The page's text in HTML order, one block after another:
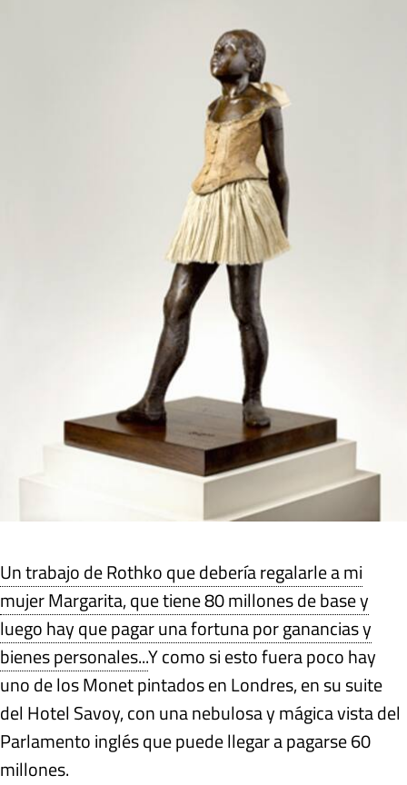
Un trabajo de Rothko que debería regalarle a mi
mujer Margarita, que tiene 80 millones de base y
luego hay que pagar una fortuna por ganancias y
bienes personales...Y como si esto fuera poco hay
uno de los Monet pintados en Londres, en su suite
del Hotel Savoy, con una nebulosa y mágica vista del
Parlamento inglés que puede llegar a pagarse 60
millones.